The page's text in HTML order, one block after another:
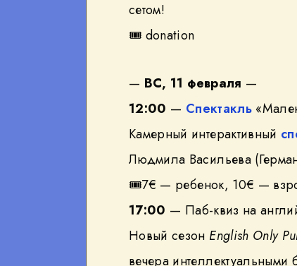
сетом!
🎟 donation
— ВС, 11 февраля —
12:00 — Спектакль
Камерный интерактивный
Людмила Васильева
🎟7€ — ребенок, 10€ —
17:00 — Паб-квиз на
Новый сезон English Only
вечера